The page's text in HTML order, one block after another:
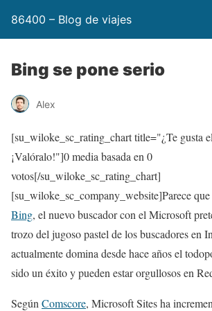
86400 – Blog de viajes
Bing se pone serio
Alex
[su_wiloke_sc_rating_chart title="¿Te gusta
¡Valóralo!"]0media basada en 0
votos[/su_wiloke_sc_rating_chart]
[su_wiloke_sc_company_website]Parece
Bing, el nuevo buscador con el Microsoft
trozo del jugoso pastel de los buscadores en
actualmente domina desde hace años el
sido un éxito y pueden estar orgullosos en
Según Comscore, Microsoft Sites ha